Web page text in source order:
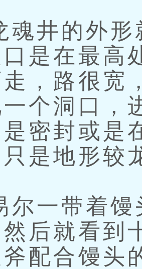
井的外形
是在最高
，路很宽
个洞口，
密封或是
是地形较
一带着馒
然后就看到
配合馒头